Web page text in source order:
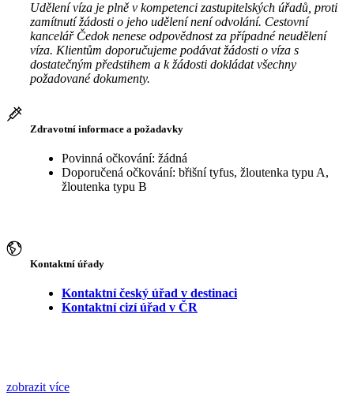
Udělení víza je plně v kompetenci zastupitelských úřadů, proti
zamítnutí žádosti o jeho udělení není odvolání. Cestovní
kancelář Čedok nenese odpovědnost za případné neudělení
víza. Klientům doporučujeme podávat žádosti o víza s
dostatečným předstihem a k žádosti dokládat všechny
požadované dokumenty.
Zdravotní informace a požadavky
Povinná očkování: žádná
Doporučená očkování: břišní tyfus, žloutenka typu A,
žloutenka typu B
Kontaktní úřady
Kontaktní český úřad v destinaci
Kontaktní cizí úřad v ČR
zobrazit více